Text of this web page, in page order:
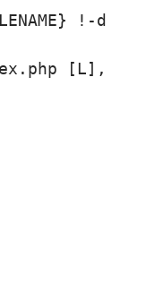
!-d
[L],